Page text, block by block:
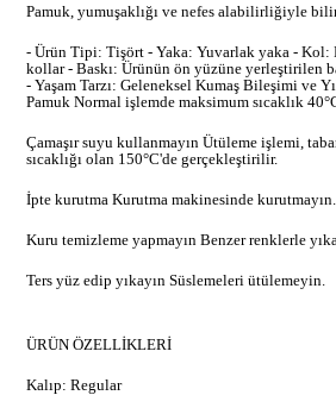
Pamuk, yumuşaklığı ve nefes alabilirliğiyle
- Ürün Tipi: Tişört - Yaka: Yuvarlak yaka - Kol:
kollar - Baskı: Ürünün ön yüzüne yerleştirilen
- Yaşam Tarzı: Geleneksel Kumaş Bileşimi ve
Pamuk Normal işlemde maksimum sıcaklık
Çamaşır suyu kullanmayın Ütüleme işlemi,
sıcaklığı olan 150°C'de gerçekleştirilir.
İpte kurutma Kurutma makinesinde kurutmayın.
Kuru temizleme yapmayın Benzer renklerle
Ters yüz edip yıkayın Süslemeleri ütülemeyin.
ÜRÜN ÖZELLİKLERİ
Kalıp: Regular